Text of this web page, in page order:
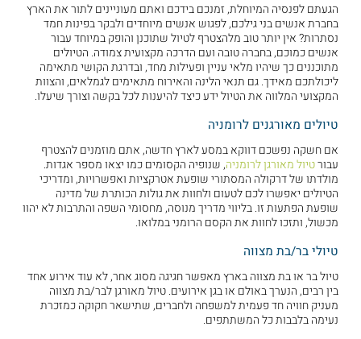
הגעתם לפנסיה המיוחלת, זמנכם בידכם ואתם מעוניינים לתור את הארץ
בחברת אנשים בני גילכם, לפגוש אנשים מיוחדים ולבקר בפינות חמד
נסתרות? אין יותר טוב מלהצטרף לטיול שתוכנן והופק במיוחד עבור
אנשים כמוכם, בחברה טובה ועם הדרכה מקצועית צמודה. הטיולים
מתוכננים כך שיהיו מלאי עניין ופעילות מחד, ובדרגת הקושי מתאימה
ליכולתכם מאידך. גם תנאי הלינה והאירוח מתאימים לגמלאים, והצוות
המקצועי המלווה את הטיול ידע כיצד להיענות לכל בקשה וצורך שיעלו.
טיולים מאורגנים לרומניה
אם חשקה נפשכם דווקא במסע לארץ חדשה, אתם מוזמנים להצטרף
עבורטיול מאורגן לרומניה, שנופיה הקסומים כמו יצאו מספר אגדות.
מולדתו של דרקולה המסתורי שופעת אטרקציות ואפשרויות, ומדריכי
הטיולים יאפשרו לכם לטעום ולחוות את גולות הכותרת של מדינה
שופעת הפתעות זו. בליווי מדריך מנוסה, מחסומי השפה והתרבות לא יהוו
מכשול, ותזכו לחוות את הקסם הרומני במלואו.
טיולי בר/בת מצווה
טיול בר או בת מצווה בארץ מאפשר חגיגה מסוג אחר, לא עוד אירוע אחד
בין רבים, הנערך באולם או בגן אירועים. טיול מאורגן לבר/בת מצווה
מעניק חוויה חד פעמית למשפחה ולחברים, שתישאר חקוקה כמזכרת
נעימה בלבבות כל המשתתפים.